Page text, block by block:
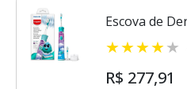
Escova de
R$ 277,91